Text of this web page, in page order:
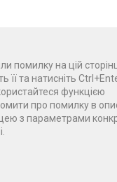
помилку на цій
її та натисніть
функцією
про помилку в
з параметрами